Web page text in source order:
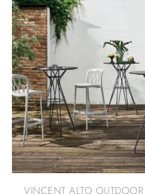
VINCENT ALTO OUTDOOR